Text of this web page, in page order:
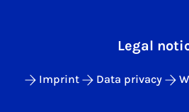
Legal
Imprint Data privacy